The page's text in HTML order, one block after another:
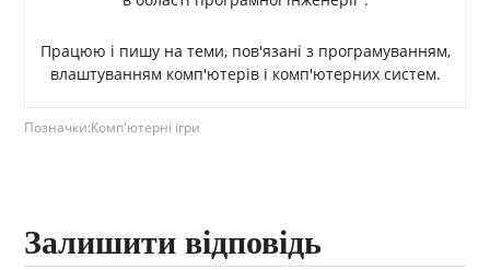
Працюю і пишу на теми, пов'язані з програмуванням,
влаштуванням комп'ютерів і комп'ютерних систем.
Позначки:Комп'ютерні ігри
Залишити відповідь